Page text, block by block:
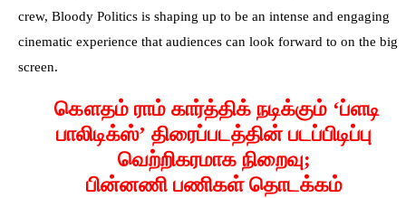
crew, Bloody Politics is shaping up to be an intense and engaging
cinematic experience that audiences can look forward to on the big
screen.
கௌதம் ராம் கார்த்திக் நடிக்கும் ‘ப்ளடி
பாலிடிக்ஸ்’ திரைப்படத்தின் படப்பிடிப்பு
வெற்றிகரமாக நிறைவு;
பின்னணி பணிகள் தொடக்கம்